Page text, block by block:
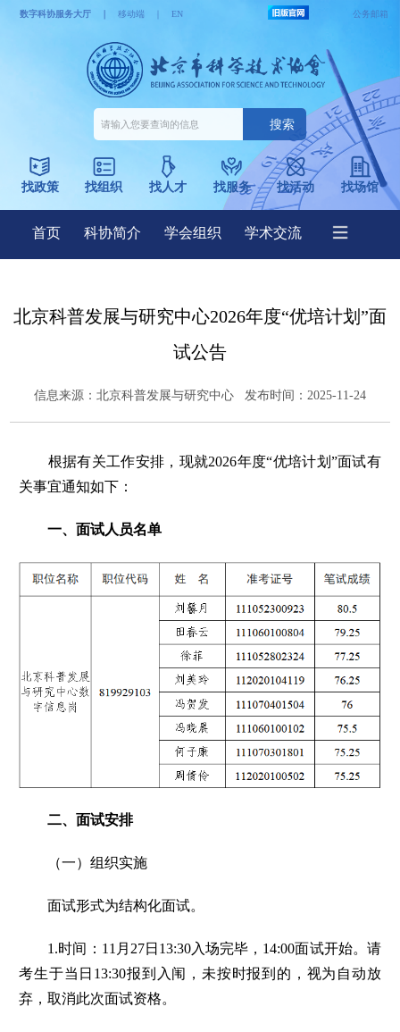
北京科普发展与研究中心2026年度“优培计划”面
试公告
信息来源： 北京科普发展与研究中心 发布时间：2025-11-24
根据有关工作安排，现就2026年度“优培计划”面试有
关事宜通知如下：
一、面试人员名单
二、面试安排
（一）组织实施
面试形式为结构化面试。
1.时间：11月27日13:30入场完毕，14:00面试开始。请
考生于当日13:30报到入闱，未按时报到的，视为自动放
弃，取消此次面试资格。